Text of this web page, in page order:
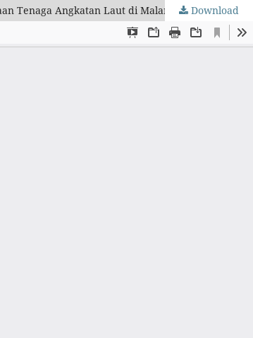
Tenaga Angkatan Laut di Malang Download